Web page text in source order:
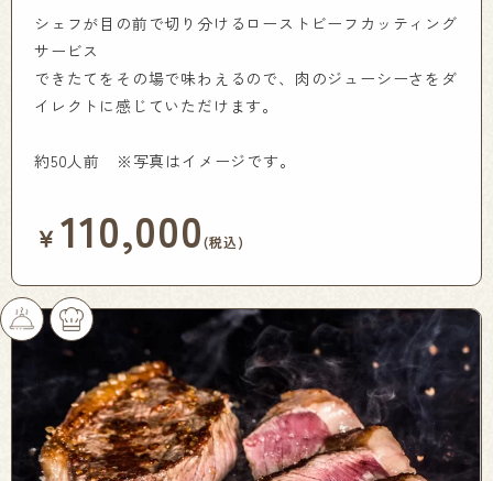
シェフが目の前で切り分けるローストビーフカッティング
サービス
できたてをその場で味わえるので、肉のジューシーさをダ
イレクトに感じていただけます。
約50人前 ※写真はイメージです。
￥110,000(税込)